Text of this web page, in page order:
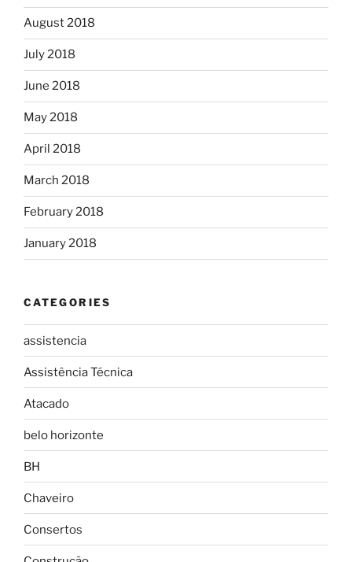
August 2018
July 2018
June 2018
May 2018
April 2018
March 2018
February 2018
January 2018
CATEGORIES
assistencia
Assistência Técnica
Atacado
belo horizonte
BH
Chaveiro
Consertos